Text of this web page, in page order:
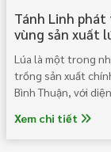
Tánh Linh phát
vùng sản xuất
chất lượng cao
Lúa là một trong
trồng sản xuất
Bình Thuận, với
100.000 ha, năng
Xem chi tiết